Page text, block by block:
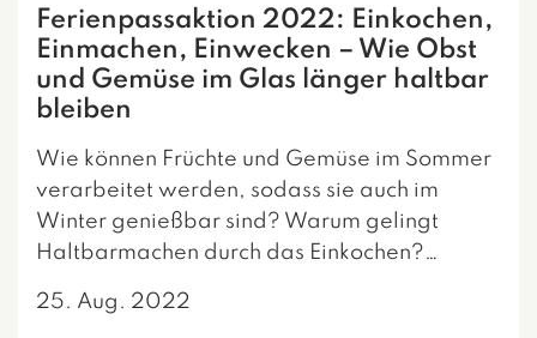
Ferienpassaktion 2022: Einkochen,
Einmachen, Einwecken – Wie Obst
und Gemüse im Glas länger haltbar
bleiben
Wie können Früchte und Gemüse im Sommer
verarbeitet werden, sodass sie auch im
Winter genießbar sind? Warum gelingt
Haltbarmachen durch das Einkochen?…
25. Aug. 2022